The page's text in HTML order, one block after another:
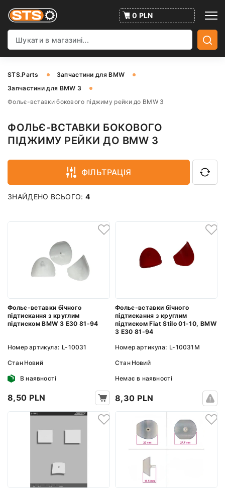
0 PLN
STS.Parts
Запчастини для BMW
Запчастини для BMW 3
Фольє-вставки бокового піджиму рейки до BMW 3
ФОЛЬЄ-ВСТАВКИ БОКОВОГО
ПІДЖИМУ РЕЙКИ ДО BMW 3
ФІЛЬТРАЦІЯ
ЗНАЙДЕНО ВСЬОГО: 4
Фольє-вставки бічного
підтискання з круглим
підтиском BMW 3 E30 81-94
Номер артикула: L-10031
Стан Новий
В наявності
8,50 PLN
Фольє-вставки бічного
підтискання з круглим
підтиском Fiat Stilo 01-10, BMW
3 E30 81-94
Номер артикула: L-10031M
Стан Новий
Немає в наявності
8,30 PLN